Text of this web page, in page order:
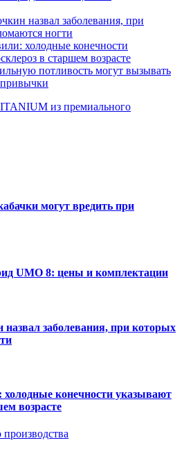
назвал заболевания, при
ногти
холодные конечности
в старшем возрасте
потливость могут вызывать
из премиального
могут вредить при
UMO 8: цены и комплектации
заболевания, при которых
конечности указывают
возрасте
производства